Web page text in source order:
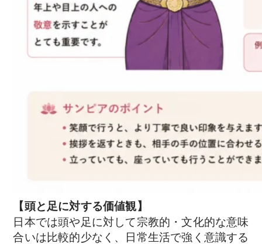
【頭と足に対する価値観】
日本では頭や足に対して宗教的・文化的な意味
合いは比較的少なく、日常生活で強く意識する